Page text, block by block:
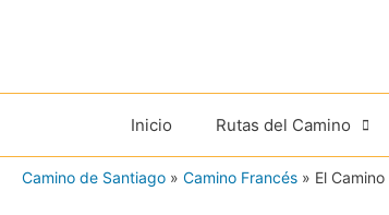
contenido
Inicio Rutas del Camino
Camino de Santiago » Camino Francés » El